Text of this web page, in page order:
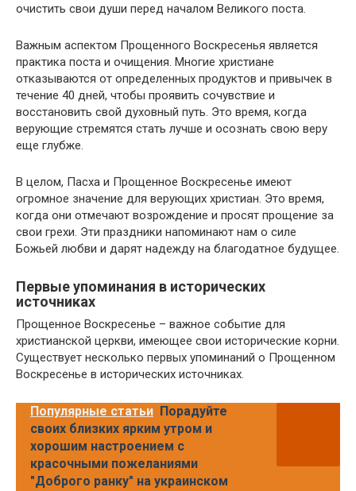
очистить свои души перед началом Великого поста.
Важным аспектом Прощенного Воскресенья является
практика поста и очищения. Многие христиане
отказываются от определенных продуктов и привычек в
течение 40 дней, чтобы проявить сочувствие и
восстановить свой духовный путь. Это время, когда
верующие стремятся стать лучше и осознать свою веру
еще глубже.
В целом, Пасха и Прощенное Воскресенье имеют
огромное значение для верующих христиан. Это время,
когда они отмечают возрождение и просят прощение за
свои грехи. Эти праздники напоминают нам о силе
Божьей любви и дарят надежду на благодатное будущее.
Первые упоминания в исторических
источниках
Прощенное Воскресенье – важное событие для
христианской церкви, имеющее свои исторические корни.
Существует несколько первых упоминаний о Прощенном
Воскресенье в исторических источниках.
Популярные статьи Порадуйте
своих близких ярким утром и
хорошим настроением с
красочными пожеланиями
"Доброго ранку" на украинском